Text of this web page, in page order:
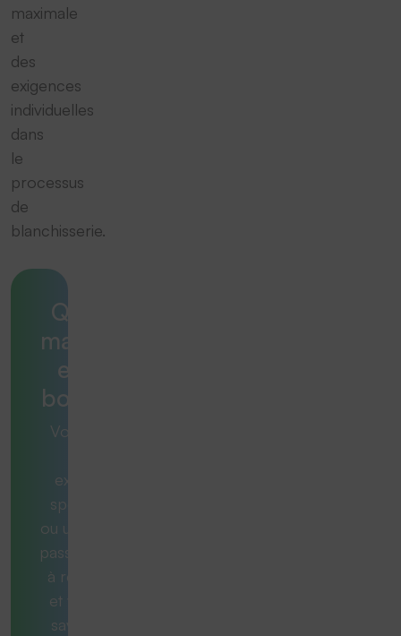
maximale
et
des
exigences
individuelles
dans
le
processus
de
blanchisserie.
Quelle
machine
est la
bonne ?
Vous avez
exigence
spécifique
ou une tâche
passionnante
à résoudre
et vous ne
savez pas